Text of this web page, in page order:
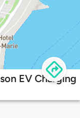
EV Charging